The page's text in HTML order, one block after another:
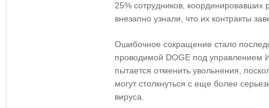
25% сотрудников , координировавших
внезапно узнали, что их контракты
Ошибочное сокращение стало
проводимой DOGE под управлением
пытается отменить увольнения ,
могут столкнуться с еще более
вируса.